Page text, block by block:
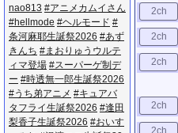
2ch
2ch
2ch
2ch
2ch
n​a​o​8​1​3 #​ア​ニ​メ​カ​ム​イ​さ​ん
#​h​e​l​l​m​o​d​e #​ヘ​ル​モ​ー​ド #​
条​河​麻​耶​生​誕​祭​2​0​2​6 #​あ​ず​
き​ん​ち #​ま​お​り​ゅ​う​ウ​ル​テ​
ィ​マ​登​場 #​ス​ー​パ​ー​ゲ​制​デ​
ー #​時​透​無​一​郎​生​誕​祭​2​0​2​6
#​う​ち​弟​ア​ニ​メ #​キ​ュ​ア​バ​
タ​フ​ラ​イ​生​誕​祭​2​0​2​6 #​逢​田​
梨​香​子​生​誕​祭​2​0​2​6 #​お​い​す​